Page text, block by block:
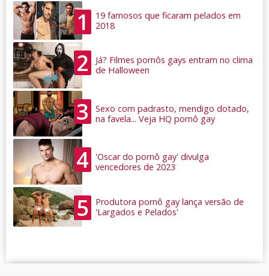
1
19 famosos que ficaram pelados em
2018
2
Já? Filmes pornôs gays entram no clima
de Halloween
3
Sexo com padrasto, mendigo dotado,
na favela... Veja HQ pornô gay
4
'Oscar do pornô gay' divulga
vencedores de 2023
5
Produtora pornô gay lança versão de
'Largados e Pelados'